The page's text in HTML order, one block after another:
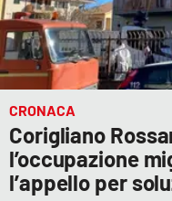
CRONACA
Corigliano
l’occupazione
l’appello per